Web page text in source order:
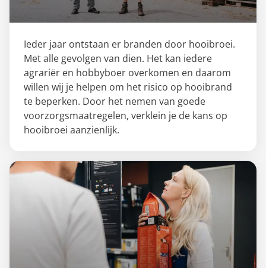
Ieder jaar ontstaan er branden door hooibroei.
Met alle gevolgen van dien. Het kan iedere
agrariër en hobbyboer overkomen en daarom
willen wij je helpen om het risico op hooibrand
te beperken. Door het nemen van goede
voorzorgsmaatregelen, verklein je de kans op
hooibroei aanzienlijk.